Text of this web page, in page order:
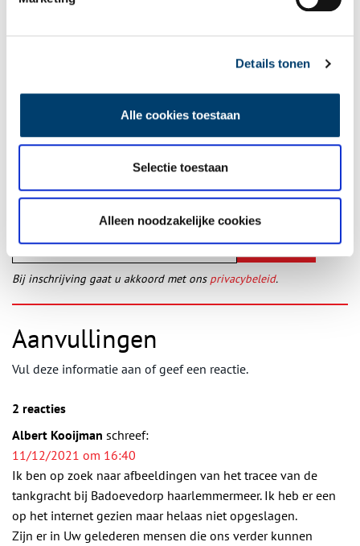
Details tonen
Alle cookies toestaan
Selectie toestaan
Alleen noodzakelijke cookies
miljardste passagier uit haar geschiedenis mogen verwelkomen!
Publicatiedatum: 16/03/2012
Ontvang de nieuwsbrief
Wilt u op de hoogte blijven van de mooiste verhalen en het
wekelijkse nieuwsbrief!
Bij inschrijving gaat u akkoord met ons privacybeleid.
Aanvullingen
Vul deze informatie aan of geef een reactie.
2 reacties
Albert Kooijman schreef:
11/12/2021 om 16:40
Ik ben op zoek naar afbeeldingen van het tracee van de
tankgracht bij Badoevedorp haarlemmermeer. Ik heb er een
op het internet gezien maar helaas niet opgeslagen.
Zijn er in Uw gelederen mensen die ons verder kunnen